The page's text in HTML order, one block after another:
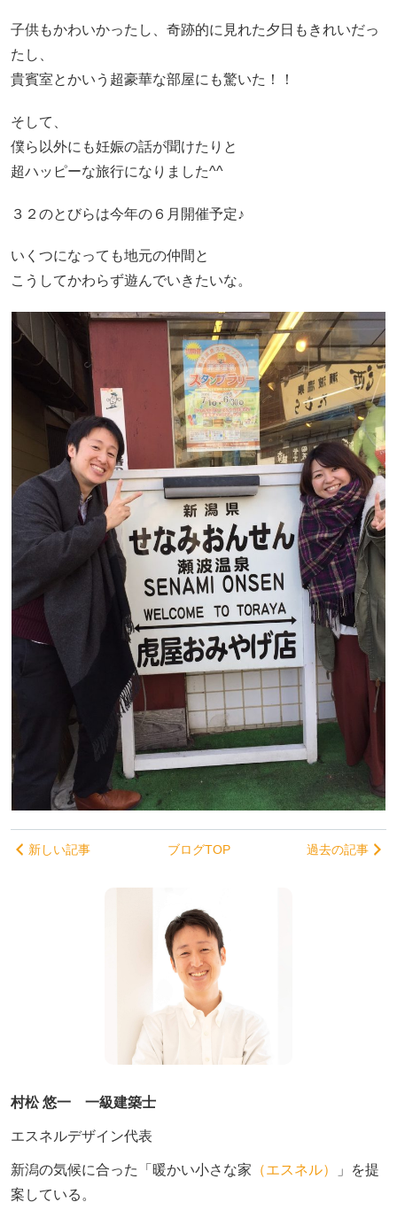
子供もかわいかったし、奇跡的に見れた夕日もきれいだっ
たし、
貴賓室とかいう超豪華な部屋にも驚いた！！
そして、
僕ら以外にも妊娠の話が聞けたりと
超ハッピーな旅行になりました^^
３２のとびらは今年の６月開催予定♪
いくつになっても地元の仲間と
こうしてかわらず遊んでいきたいな。
新しい記事 ブログTOP 過去の記事
村松 悠一 一級建築士
エスネルデザイン代表
新潟の気候に合った「暖かい小さな家 （エスネル）
」を提
案している。